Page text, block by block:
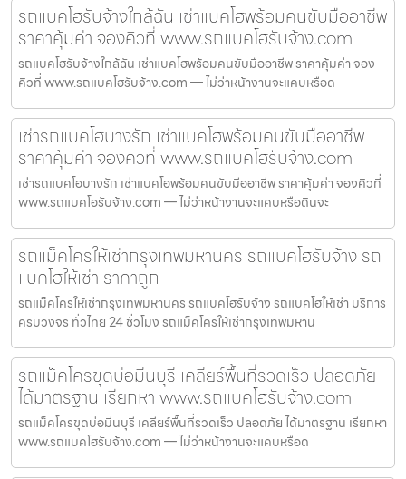
รถแบคโฮรับจ้างใกล้ฉัน เช่าแบคโฮพร้อมคนขับมืออาชีพ
ราคาคุ้มค่า จองคิวที่ www.รถแบคโฮรับจ้าง.com
รถแบคโฮรับจ้างใกล้ฉัน เช่าแบคโฮพร้อมคนขับมืออาชีพ ราคาคุ้มค่า จอง
คิวที่ www.รถแบคโฮรับจ้าง.com — ไม่ว่าหน้างานจะแคบหรือด
เช่ารถแบคโฮบางรัก เช่าแบคโฮพร้อมคนขับมืออาชีพ
ราคาคุ้มค่า จองคิวที่ www.รถแบคโฮรับจ้าง.com
เช่ารถแบคโฮบางรัก เช่าแบคโฮพร้อมคนขับมืออาชีพ ราคาคุ้มค่า จองคิวที่
www.รถแบคโฮรับจ้าง.com — ไม่ว่าหน้างานจะแคบหรือดินจะ
รถแม็คโครให้เช่ากรุงเทพมหานคร รถแบคโฮรับจ้าง รถ
แบคโฮให้เช่า ราคาถูก
รถแม็คโครให้เช่ากรุงเทพมหานคร รถแบคโฮรับจ้าง รถแบคโฮให้เช่า บริการ
ครบวงจร ทั่วไทย 24 ชั่วโมง รถแม็คโครให้เช่ากรุงเทพมหาน
รถแม็คโครขุดบ่อมีนบุรี เคลียร์พื้นที่รวดเร็ว ปลอดภัย
ได้มาตรฐาน เรียกหา www.รถแบคโฮรับจ้าง.com
รถแม็คโครขุดบ่อมีนบุรี เคลียร์พื้นที่รวดเร็ว ปลอดภัย ได้มาตรฐาน เรียกหา
www.รถแบคโฮรับจ้าง.com — ไม่ว่าหน้างานจะแคบหรือด